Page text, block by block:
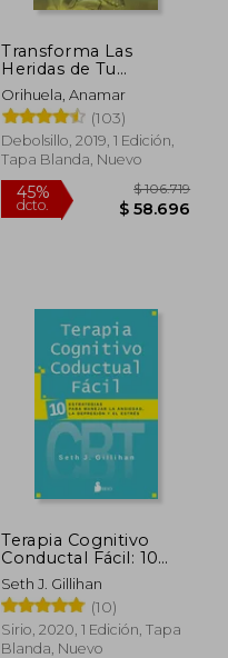
Transforma Las
Heridas de Tu
Infancia: Rechazo -
Abandono -
Humillación - Traici
Ón - Injusticia /
Transform the
Childhood
Orihuela, Anamar
(103)
Debolsillo, 2019, 1 Edición,
Tapa Blanda, Nuevo
dcto.
Terapia Cognitivo
Conductal Fácil: 10
Estrategias Para
Manejar la Depresión,
la Ansiedad y el Estrés
Seth J. Gillihan
(10)
Sirio, 2020, 1 Edición, Tapa
Blanda, Nuevo